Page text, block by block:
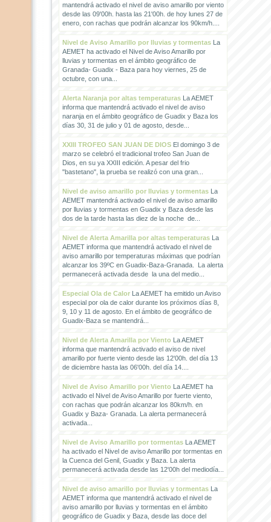
mantendrá activado el nivel de aviso amarillo por viento
desde las 09'00h. hasta las 21'00h. de hoy lunes 27 de
enero, con rachas que podrán alcanzar los 90km/h....
Nivel de Aviso Amarillo por lluvias y tormentasLa
AEMET ha activado el Nivel de Aviso Amarillo por
lluvias y tormentas en el ámbito geográfico de
Granada- Guadix - Baza para hoy viernes, 25 de
octubre, con una...
Alerta Naranja por altas temperaturasLa AEMET
informa que mantendrá activado el nivel de aviso
naranja en el ámbito geográfico de Guadix y Baza los
días 30, 31 de julio y 01 de agosto, desde...
XXIII TROFEO SAN JUAN DE DIOSEl domingo 3 de
marzo se celebró el tradicional trofeo San Juan de
Dios, en su ya XXIII edición. A pesar del frio
"bastetano", la prueba se realizó con una gran...
Nivel de aviso amarillo por lluvias y tormentasLa
AEMET mantendrá activado el nivel de aviso amarillo
por lluvias y tormentas en Guadix y Baza desde las
dos de la tarde hasta las diez de la noche de...
Nivel de Alerta Amarilla por altas temperaturasLa
AEMET informa que mantendrá activado el nivel de
aviso amarillo por temperaturas máximas que podrían
alcanzar los 39ºC en Guadix-Baza-Granada. La alerta
permanecerá activada desde la una del medio...
Especial Ola de CalorLa AEMET ha emitido un Aviso
especial por ola de calor durante los próximos días 8,
9, 10 y 11 de agosto. En el ámbito de geográfico de
Guadix-Baza se mantendrá...
Nivel de Alerta Amarilla por VientoLa AEMET
informa que mantendrá activado el aviso de nivel
amarillo por fuerte viento desde las 12'00h. del día 13
de diciembre hasta las 06'00h. del día 14....
Nivel de Aviso Amarillo por VientoLa AEMET ha
activado el Nivel de Aviso Amarillo por fuerte viento,
con rachas que podrán alcanzar los 80km/h. en
Guadix y Baza- Granada. La alerta permanecerá
activada...
Nivel de Aviso Amarillo por tormentasLa AEMET
ha activado el Nivel de aviso Amarillo por tormentas en
la Cuenca del Genil, Guadix y Baza. La alerta
permanecerá activada desde las 12'00h del mediodía...
Nivel de aviso amarillo por lluvias y tormentasLa
AEMET informa que mantendrá activado el nivel de
aviso amarillo por lluvias y tormentas en el ámbito
geográfico de Guadix y Baza, desde las doce del